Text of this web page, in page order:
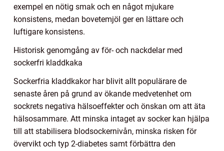
exempel en nötig smak och en något mjukare
konsistens, medan bovetemjöl ger en lättare och
luftigare konsistens.
Historisk genomgång av för- och nackdelar med
sockerfri kladdkaka
Sockerfria kladdkakor har blivit allt populärare de
senaste åren på grund av ökande medvetenhet om
sockrets negativa hälsoeffekter och önskan om att äta
hälsosammare. Att minska intaget av socker kan hjälpa
till att stabilisera blodsockernivån, minska risken för
övervikt och typ 2-diabetes samt förbättra den